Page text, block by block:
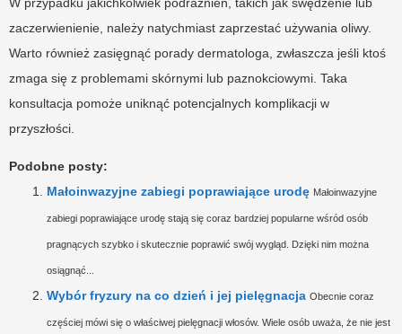
zaczerwienienie, należy natychmiast zaprzestać używania oliwy.
Warto również zasięgnąć porady dermatologa, zwłaszcza jeśli ktoś
zmaga się z problemami skórnymi lub paznokciowymi. Taka
konsultacja pomoże uniknąć potencjalnych komplikacji w
przyszłości.
Podobne posty:
Małoinwazyjne zabiegi poprawiające urodę Małoinwazyjne
zabiegi poprawiające urodę stają się coraz bardziej popularne wśród osób
pragnących szybko i skutecznie poprawić swój wygląd. Dzięki nim można
osiągnąć...
Wybór fryzury na co dzień i jej pielęgnacja Obecnie coraz
częściej mówi się o właściwej pielęgnacji włosów. Wiele osób uważa, że nie jest